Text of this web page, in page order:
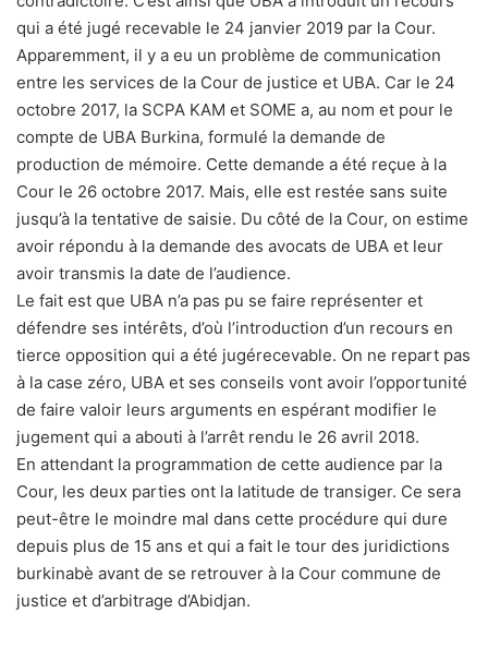
qui a été jugé recevable le 24 janvier 2019 par la Cour.
Apparemment, il y a eu un problème de communication
entre les services de la Cour de justice et UBA. Car le 24
octobre 2017, la SCPA KAM et SOME a, au nom et pour le
compte de UBA Burkina, formulé la demande de
production de mémoire. Cette demande a été reçue à la
Cour le 26 octobre 2017. Mais, elle est restée sans suite
jusqu’à la tentative de saisie. Du côté de la Cour, on estime
avoir répondu à la demande des avocats de UBA et leur
avoir transmis la date de l’audience.
Le fait est que UBA n’a pas pu se faire représenter et
défendre ses intérêts, d’où l’introduction d’un recours en
tierce opposition qui a été jugérecevable. On ne repart pas
à la case zéro, UBA et ses conseils vont avoir l’opportunité
de faire valoir leurs arguments en espérant modifier le
jugement qui a abouti à l’arrêt rendu le 26 avril 2018.
En attendant la programmation de cette audience par la
Cour, les deux parties ont la latitude de transiger. Ce sera
peut-être le moindre mal dans cette procédure qui dure
depuis plus de 15 ans et qui a fait le tour des juridictions
burkinabè avant de se retrouver à la Cour commune de
justice et d’arbitrage d’Abidjan.